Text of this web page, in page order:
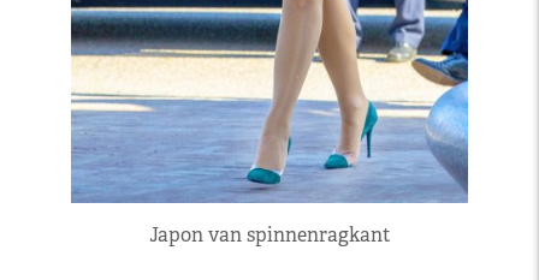
Japon van spinnenragkant